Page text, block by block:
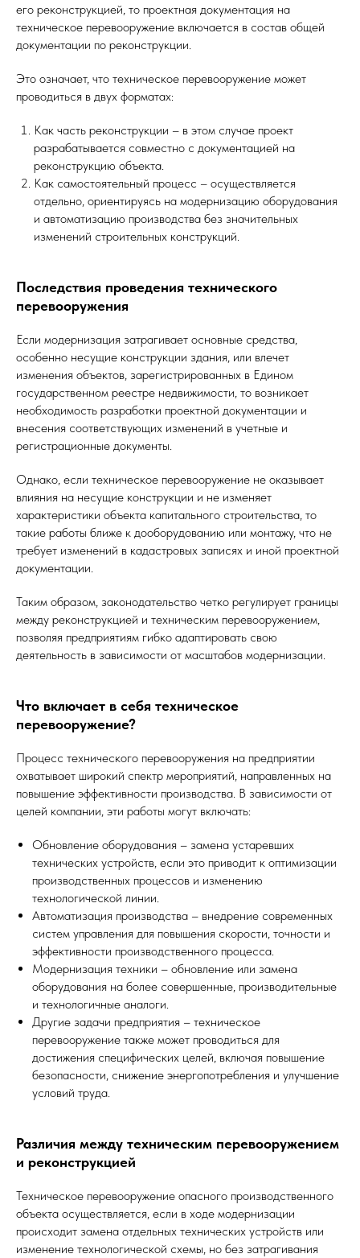
его реконструкцией, то проектная документация на
техническое перевооружение включается в состав общей
документации по реконструкции.
Это означает, что техническое перевооружение может
проводиться в двух форматах:
Как часть реконструкции – в этом случае проект
разрабатывается совместно с документацией на
реконструкцию объекта.
Как самостоятельный процесс – осуществляется
отдельно, ориентируясь на модернизацию оборудования
и автоматизацию производства без значительных
изменений строительных конструкций.
Последствия проведения технического
перевооружения
Если модернизация затрагивает основные средства,
особенно несущие конструкции здания, или влечет
изменения объектов, зарегистрированных в Едином
государственном реестре недвижимости, то возникает
необходимость разработки проектной документации и
внесения соответствующих изменений в учетные и
регистрационные документы.
Однако, если техническое перевооружение не оказывает
влияния на несущие конструкции и не изменяет
характеристики объекта капитального строительства, то
такие работы ближе к дооборудованию или монтажу, что не
требует изменений в кадастровых записях и иной проектной
документации.
Таким образом, законодательство четко регулирует границы
между реконструкцией и техническим перевооружением,
позволяя предприятиям гибко адаптировать свою
деятельность в зависимости от масштабов модернизации.
Что включает в себя техническое
перевооружение?
Процесс технического перевооружения на предприятии
охватывает широкий спектр мероприятий, направленных на
повышение эффективности производства. В зависимости от
целей компании, эти работы могут включать:
Обновление оборудования – замена устаревших
технических устройств, если это приводит к оптимизации
производственных процессов и изменению
технологической линии.
Автоматизация производства – внедрение современных
систем управления для повышения скорости, точности и
эффективности производственного процесса.
Модернизация техники – обновление или замена
оборудования на более совершенные, производительные
и технологичные аналоги.
Другие задачи предприятия – техническое
перевооружение также может проводиться для
достижения специфических целей, включая повышение
безопасности, снижение энергопотребления и улучшение
условий труда.
Различия между техническим перевооружением
и реконструкцией
Техническое перевооружение опасного производственного
объекта осуществляется, если в ходе модернизации
происходит замена отдельных технических устройств или
изменение технологической схемы, но без затрагивания